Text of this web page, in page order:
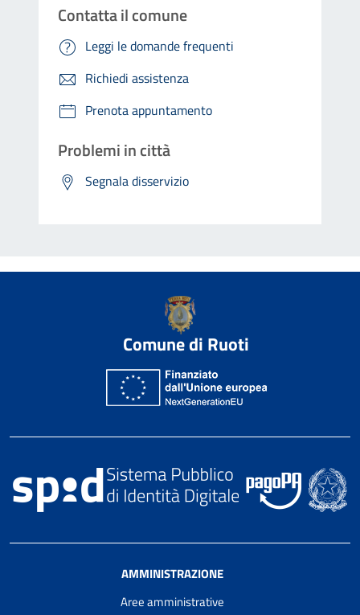
Contatta il comune
Leggi le domande frequenti
Richiedi assistenza
Prenota appuntamento
Problemi in città
Segnala disservizio
Comune di Ruoti
AMMINISTRAZIONE
Aree amministrative